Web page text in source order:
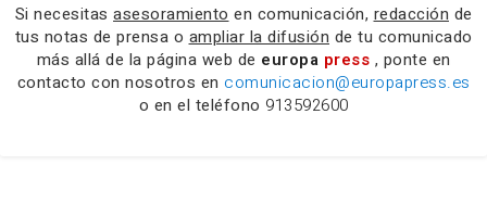
Si necesitas asesoramiento en comunicación, redacción de
tus notas de prensa o ampliar la difusión de tu comunicado
más allá de la página web de europa press , ponte en
contacto con nosotros en comunicacion@europapress.es
o en el teléfono 913592600